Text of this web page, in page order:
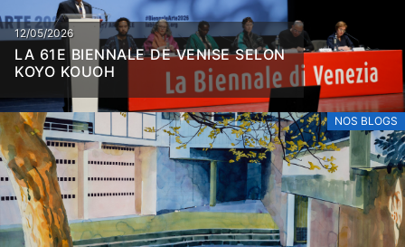
12/05/2026
LA 61E BIENNALE DE VENISE SELON
KOYO KOUOH
NOS BLOGS